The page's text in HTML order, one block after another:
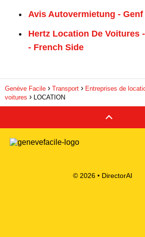
Avis Autovermietung -
Hertz Location De Voitures
- French Side
Genève Facile Transport
Entreprises de
voitures
LOCATION
© 2026 • DirectorAI